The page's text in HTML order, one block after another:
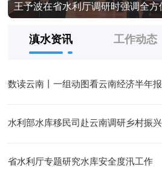
滇水资讯 工作动态
数读云南丨一组动图看云南经济半年报
省水利厅专题研究水库安全度汛工作